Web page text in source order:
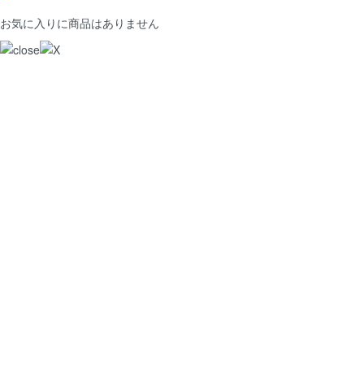
お気に入りに商品はありません